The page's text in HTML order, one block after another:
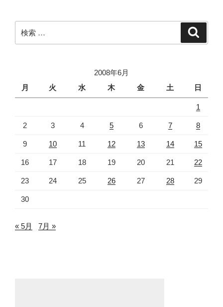
ン
索:
2008年6月
月
火 水 木 金 土 日
1
2 3 4 5 6 7 8
9 10 11 12 13 14 15
16 17 18 19 20 21 22
23 24 25 26 27 28 29
30
« 5月 7月 »